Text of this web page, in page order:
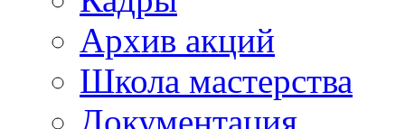
Архив акций
Школа мастерства
Документация